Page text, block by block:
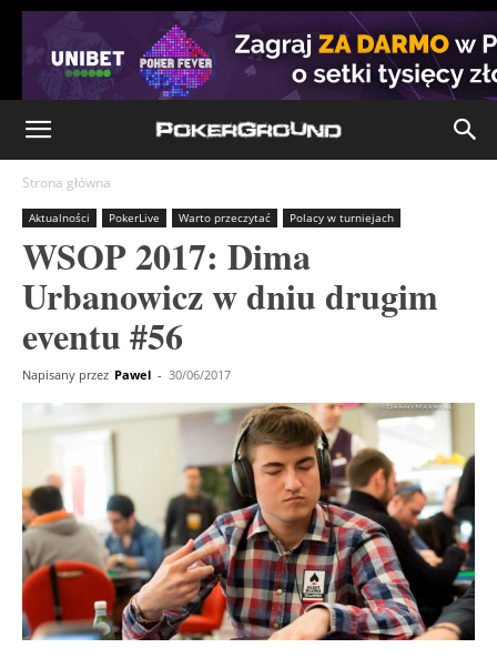
Strona główna
Aktualności PokerLive Warto przeczytać Polacy w turniejach
WSOP 2017: Dima
Urbanowicz w dniu drugim
eventu #56
Napisany przez Pawel - 30/06/2017